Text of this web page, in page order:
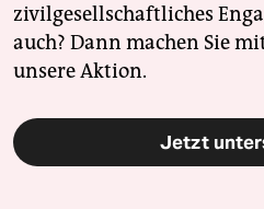
zivilgesellschaftliches
auch? Dann machen Sie
unsere Aktion.
Jetzt